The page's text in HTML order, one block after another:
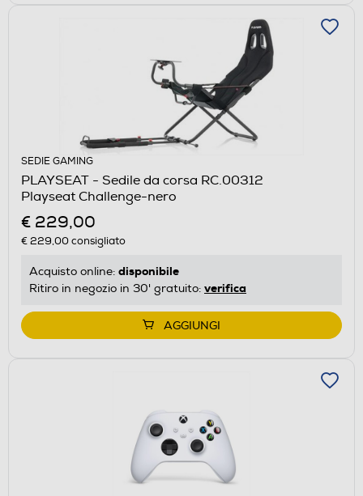
SEDIE GAMING
PLAYSEAT - Sedile da corsa RC.00312
Playseat Challenge-nero
€ 229,00
€ 229,00consigliato
Acquisto online: disponibile
Ritiro in negozio in 30' gratuito: verifica
AGGIUNGI